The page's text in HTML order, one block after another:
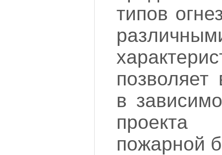
типов
позволяет
в
пожарной